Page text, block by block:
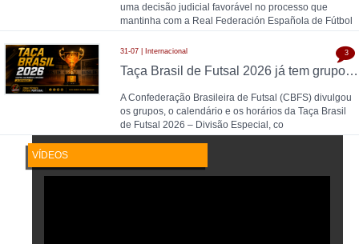
uma decisão judicial favorável no processo que
mantinha com a Real Federación Española de Fútbol
31-07 | Internacional
Taça Brasil de Futsal 2026 já tem grupos, calendário e horários definidos
A Confederação Brasileira de Futsal (CBFS) divulgou
os grupos, o calendário e os horários da Taça Brasil
de Futsal 2026 – Divisão Especial, co
3
VÍDEOS